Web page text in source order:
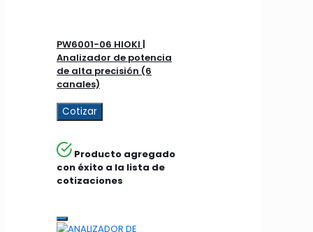
PW6001-06 HIOKI |
Analizador de potencia
de alta precisión (6
canales)
Cotizar
Producto agregado
con éxito a la lista de
cotizaciones